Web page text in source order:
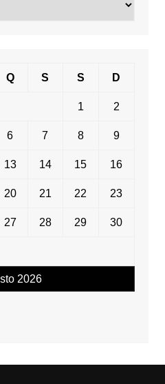
2026
Q S S D
1 2
6 7 8 9
13 14 15 16
20 21 22 23
27 28 29 30